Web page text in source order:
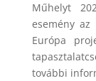
Műhelyt
esemény
Európa
további